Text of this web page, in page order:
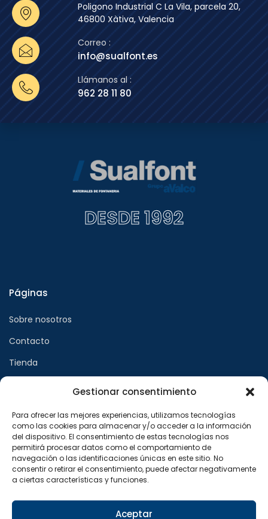
Gestionar consentimiento
Para ofrecer las mejores experiencias, utilizamos tecnologías
como las cookies para almacenar y/o acceder a la información
del dispositivo. El consentimiento de estas tecnologías nos
permitirá procesar datos como el comportamiento de
navegación o las identificaciones únicas en este sitio. No
consentir o retirar el consentimiento, puede afectar negativamente
a ciertas características y funciones.
Aceptar
Poligono Industrial C La Vila, parcela 20,
46800 Xàtiva, Valencia
Correo :
info@sualfont.es
Llámanos al :
962 28 11 80
DESDE 1992
Páginas
Sobre nosotros
Contacto
Tienda
Aviso legal
Política de privacidad
Política de cookies
Síguenos en